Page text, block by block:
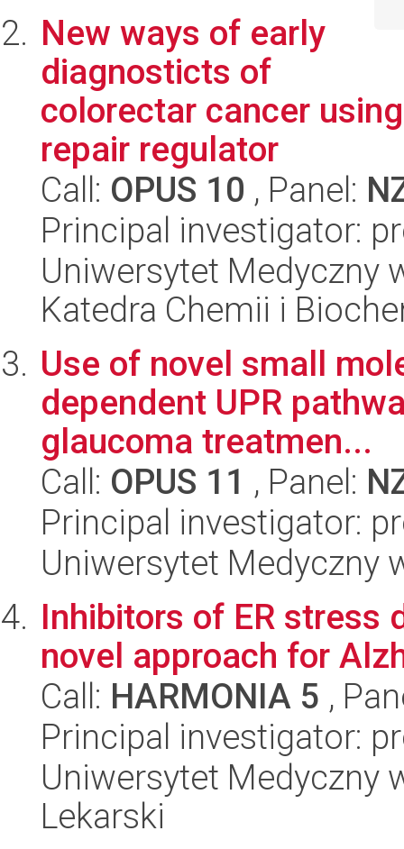
New ways of early
diagnosticts of
colorectar cancer
repair regulator
Call: OPUS 10 , Panel:
Principal investigator:
Uniwersytet Medyczny
Katedra Chemii i
Use of novel small
dependent UPR
glaucoma treatmen...
Call: OPUS 11 , Panel:
Principal investigator:
Uniwersytet Medyczny
Inhibitors of ER stress
novel approach for
Call: HARMONIA 5 ,
Principal investigator:
Uniwersytet Medyczny
Lekarski